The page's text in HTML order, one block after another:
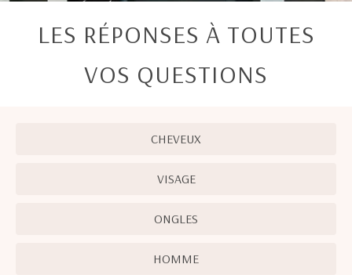
LES RÉPONSES À TOUTES
VOS QUESTIONS
CHEVEUX
VISAGE
ONGLES
HOMME